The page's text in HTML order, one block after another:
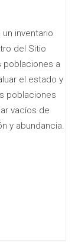
inventario
del Sitio
poblaciones a
el estado y
poblaciones
vacíos de
y abundancia.